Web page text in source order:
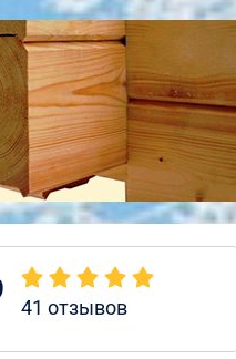
41 отзывов